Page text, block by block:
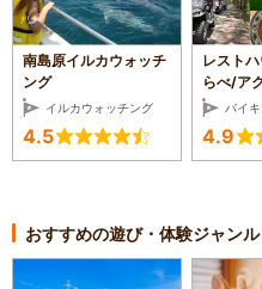
南島原イルカウォッチ
ング
イルカウォッチング
4.5
レスト
らべ/ア
プラネ
4.9
おすすめの遊び・体験ジャンル